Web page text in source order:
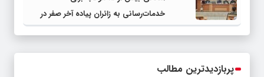
خدمات‌رسانی به زائران پیاده آخر صفر در
شهرستان چناران
پربازدیدترین مطالب